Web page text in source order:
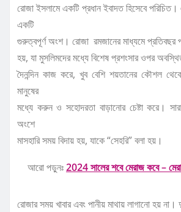
রোজা ইসলামে একটি প্রধান ইবাদত হিসেবে পরিচিত।
একটি
গুরুত্বপূর্ণ অংশ। রোজা রমজানের মাধ্যমে প্রতিবছর
হয়, যা মুসলিমদের মধ্যে বিশেষ প্রশংসার ওপর
দৈনন্দিন কাজ করে, খুব বেশি শয়তানের কৌশল
মানুষের
মধ্যে করুন ও সহোদরতা বাড়ানোর চেষ্টা করে।
অংশে
মাসহারি সময় বিদায় হয়, যাকে “সেহরি” বলা হয়।
আরো পড়ুনঃ2024 সালের শবে মেরাজ কবে –
রোজার সময় খাবার এবং পানীয় মাথায় লাগানো হয় না।